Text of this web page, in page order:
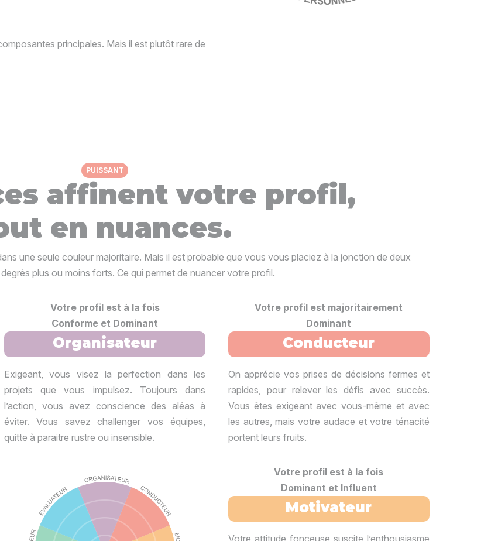
principales. Mais il est plutôt rare de
PUISSANT
affinent votre profil,
en nuances.
une seule couleur majoritaire. Mais il est probable que vous vous placiez à la jonction de deux
plus ou moins forts. Ce qui permet de nuancer votre profil.
Votre profil est à la fois
Conforme et Dominant
Organisateur
Exigeant, vous visez la perfection dans les
projets que vous impulsez. Toujours dans
l’action, vous avez conscience des aléas à
éviter. Vous savez challenger vos équipes,
quitte à paraitre rustre ou insensible.
Votre profil est à la fois
Dominant et Influent
Motivateur
Votre profil est majoritairement
Dominant
Conducteur
On apprécie vos prises de décisions fermes et
rapides, pour relever les défis avec succès.
Vous êtes exigeant avec vous-même et avec
les autres, mais votre audace et votre ténacité
portent leurs fruits.